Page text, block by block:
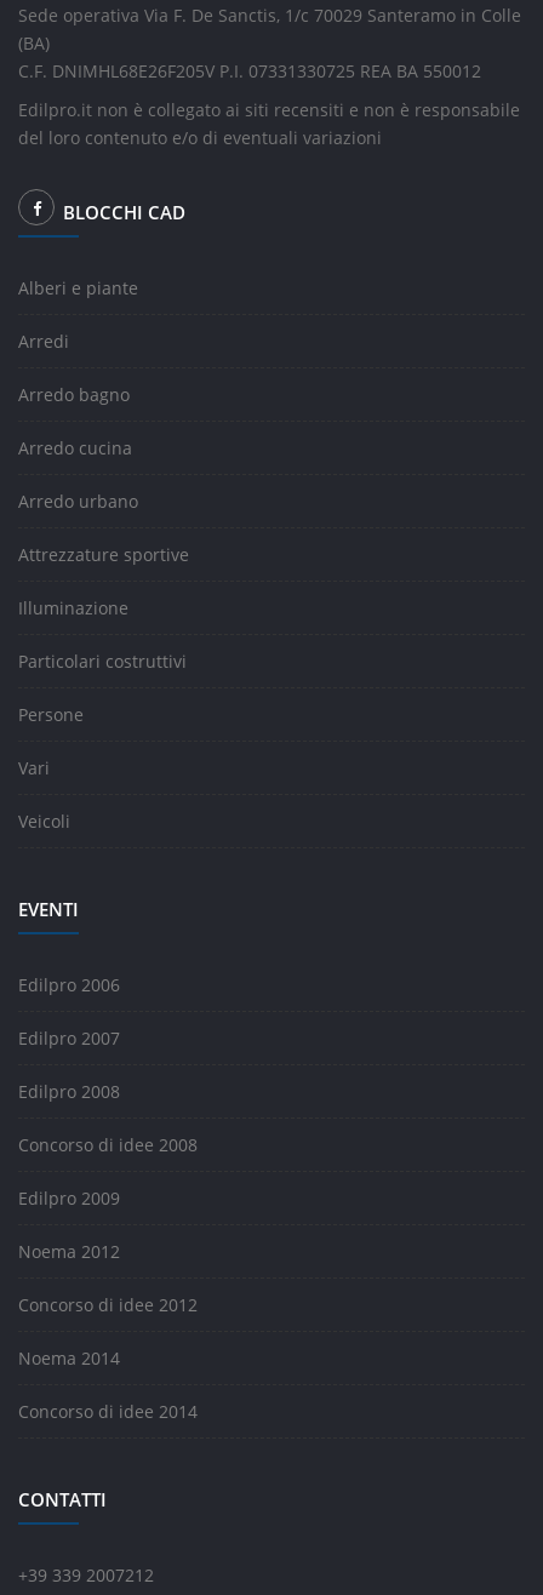
Sede operativa Via F. De Sanctis, 1/c 70029 Santeramo in Colle
(BA)
C.F. DNIMHL68E26F205V P.I. 07331330725 REA BA 550012
Edilpro.it non è collegato ai siti recensiti e non è responsabile
del loro contenuto e/o di eventuali variazioni
BLOCCHI CAD
Alberi e piante
Arredi
Arredo bagno
Arredo cucina
Arredo urbano
Attrezzature sportive
Illuminazione
Particolari costruttivi
Persone
Vari
Veicoli
EVENTI
Edilpro 2006
Edilpro 2007
Edilpro 2008
Concorso di idee 2008
Edilpro 2009
Noema 2012
Concorso di idee 2012
Noema 2014
Concorso di idee 2014
CONTATTI
+39 339 2007212